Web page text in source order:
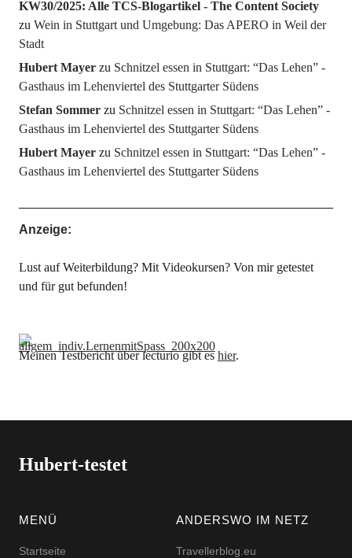
KW30/2025: Alle TCS-Blogartikel - The Content Society
zu Wein in Stuttgart und Umgebung: Das APERO in Weil der
Stadt
Hubert Mayerzu Schnitzel essen in Stuttgart: “Das Lehen” -
Gasthaus im Lehenviertel des Stuttgarter Südens
Stefan Sommerzu Schnitzel essen in Stuttgart: “Das Lehen” -
Gasthaus im Lehenviertel des Stuttgarter Südens
Hubert Mayerzu Schnitzel essen in Stuttgart: “Das Lehen” -
Gasthaus im Lehenviertel des Stuttgarter Südens
Anzeige:
Lust auf Weiterbildung? Mit Videokursen? Von mir getestet
und für gut befunden!
Meinen Testbericht über lecturio gibt eshier.
Hubert-testet
MENÜ
Startseite
ANDERSWO IM NETZ
Travellerblog.eu